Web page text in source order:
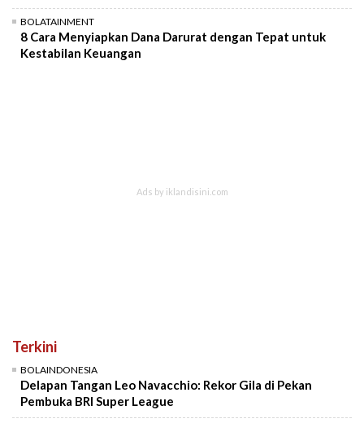
BOLATAINMENT
8 Cara Menyiapkan Dana Darurat dengan Tepat untuk
Kestabilan Keuangan
Terkini
BOLAINDONESIA
Delapan Tangan Leo Navacchio: Rekor Gila di Pekan
Pembuka BRI Super League